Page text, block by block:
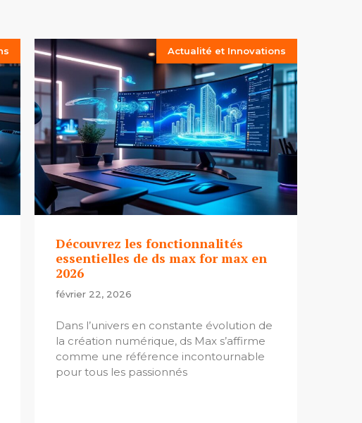
Actualité et Innovations
Découvrez les fonctionnalités
essentielles de ds max for max en
2026
février 22, 2026
Dans l’univers en constante évolution de
la création numérique, ds Max s’affirme
comme une référence incontournable
pour tous les passionnés